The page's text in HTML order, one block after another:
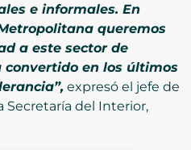
e informales. En
queremos
a este sector de
convertido en los últimos
expresó el jefe de
Secretaría del Interior,